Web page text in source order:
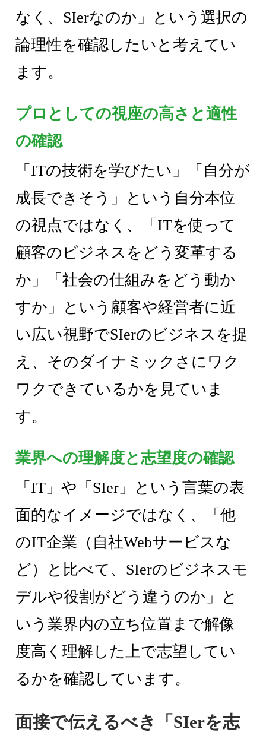
なく、SIerなのか」という選択の
論理性を確認したいと考えてい
ます。
プロとしての視座の高さと適性
の確認
「ITの技術を学びたい」「自分が
成長できそう」という自分本位
の視点ではなく、「ITを使って
顧客のビジネスをどう変革する
か」「社会の仕組みをどう動か
すか」という顧客や経営者に近
い広い視野でSIerのビジネスを捉
え、そのダイナミックさにワク
ワクできているかを見ていま
す。
業界への理解度と志望度の確認
「IT」や「SIer」という言葉の表
面的なイメージではなく、「他
のIT企業（自社Webサービスな
ど）と比べて、SIerのビジネスモ
デルや役割がどう違うのか」と
いう業界内の立ち位置まで解像
度高く理解した上で志望してい
るかを確認しています。
面接で伝えるべき「SIerを志